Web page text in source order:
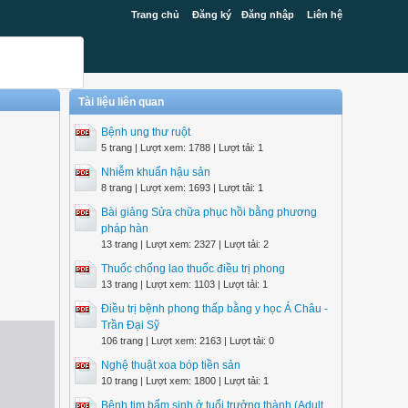
Trang chủ Đăng ký Đăng nhập Liên hệ
Tài liệu liên quan
Bệnh ung thư ruột
5 trang | Lượt xem: 1788 | Lượt tải: 1
Nhiễm khuẩn hậu sản
8 trang | Lượt xem: 1693 | Lượt tải: 1
Bài giảng Sửa chữa phục hồi bằng phương
pháp hàn
13 trang | Lượt xem: 2327 | Lượt tải: 2
Thuốc chống lao thuốc điều trị phong
13 trang | Lượt xem: 1103 | Lượt tải: 1
Điều trị bệnh phong thấp bằng y học Á Châu -
Trần Đại Sỹ
106 trang | Lượt xem: 2163 | Lượt tải: 0
Nghệ thuật xoa bóp tiền sản
10 trang | Lượt xem: 1800 | Lượt tải: 1
Bệnh tim bẩm sinh ở tuổi trưởng thành (Adult